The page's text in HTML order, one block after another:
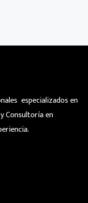
especializados en
Consultoría en